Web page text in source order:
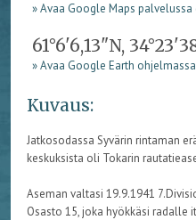
» Avaa Google Maps palvelussa
61°6'6,13"N,
» Avaa Google Earth ohjelmassa
Kuvaus:
Jatkosodassa Syvärin rintaman
keskuksista oli Tokarin
Aseman valtasi 19.9.1941
Osasto 15, joka hyökkäsi radalle